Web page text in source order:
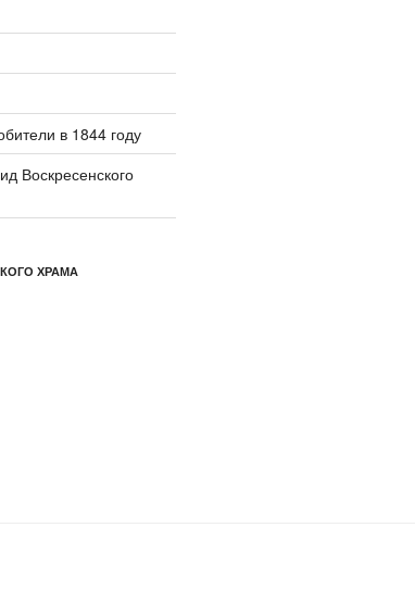
в 1844 году
Воскресенского
ХРАМА